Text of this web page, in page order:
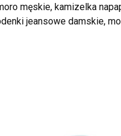
męskie, kamizelka
jeansowe damskie,